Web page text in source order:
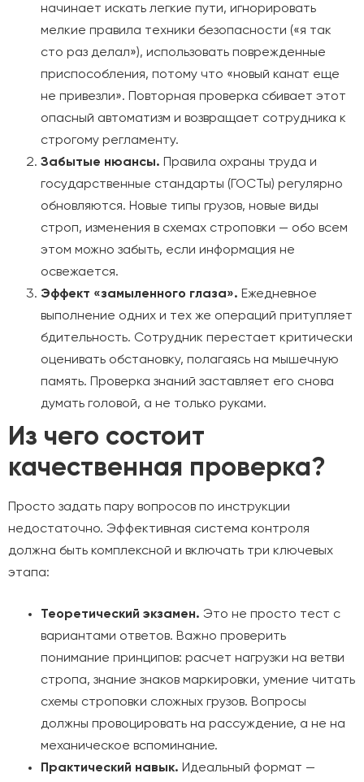
начинает искать легкие пути, игнорировать
мелкие правила техники безопасности («я так
сто раз делал»), использовать поврежденные
приспособления, потому что «новый канат еще
не привезли». Повторная проверка сбивает этот
опасный автоматизм и возвращает сотрудника к
строгому регламенту.
Забытые нюансы. Правила охраны труда и
государственные стандарты (ГОСТы) регулярно
обновляются. Новые типы грузов, новые виды
строп, изменения в схемах строповки — обо всем
этом можно забыть, если информация не
освежается.
Эффект «замыленного глаза». Ежедневное
выполнение одних и тех же операций притупляет
бдительность. Сотрудник перестает критически
оценивать обстановку, полагаясь на мышечную
память. Проверка знаний заставляет его снова
думать головой, а не только руками.
Из чего состоит
качественная проверка?
Просто задать пару вопросов по инструкции
недостаточно. Эффективная система контроля
должна быть комплексной и включать три ключевых
этапа:
Теоретический экзамен. Это не просто тест с
вариантами ответов. Важно проверить
понимание принципов: расчет нагрузки на ветви
стропа, знание знаков маркировки, умение читать
схемы строповки сложных грузов. Вопросы
должны провоцировать на рассуждение, а не на
механическое вспоминание.
Практический навык. Идеальный формат —